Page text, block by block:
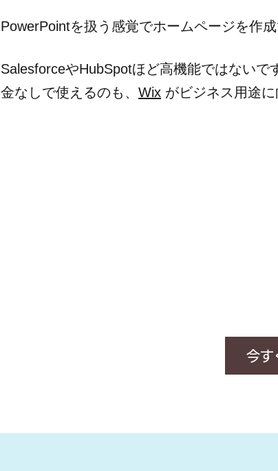
PowerPointを扱う感覚でホームページを作
SalesforceやHubSpotほど高機能ではないで
金なしで使えるのも、 Wix がビジネス用途に
今す